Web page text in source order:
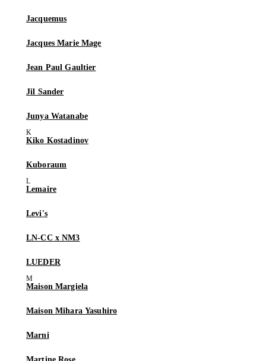
Jacquemus
Jacques Marie Mage
Jean Paul Gaultier
Jil Sander
Junya Watanabe
Kiko Kostadinov
Kuboraum
Lemaire
Levi's
LN-CC x NM3
LUEDER
Maison Margiela
Maison Mihara Yasuhiro
Marni